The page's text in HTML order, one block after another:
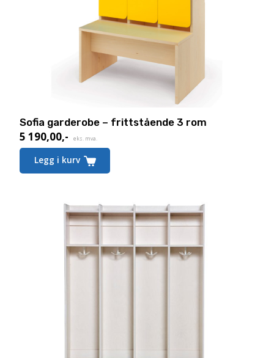
Sofia garderobe – frittstående 3 rom
5 190,00,- eks. mva.
Legg i kurv